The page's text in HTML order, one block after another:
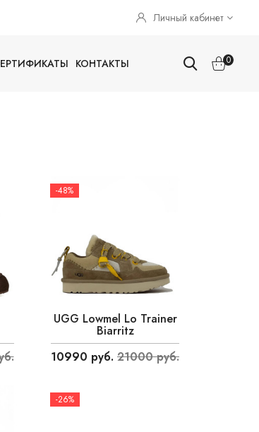
Личный кабинет
КОНТАКТЫ 0
-48%
UGG Lowmel Lo Trainer
Biarritz
10990 руб. 21000 руб.
-26%